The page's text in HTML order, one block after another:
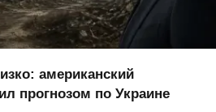
американский
прогнозом по Украине